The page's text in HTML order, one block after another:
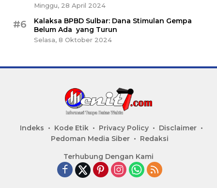
Minggu, 28 April 2024
#6
Kalaksa BPBD Sulbar: Dana Stimulan Gempa
Belum Ada yang Turun
Selasa, 8 Oktober 2024
Indeks Kode Etik Privacy Policy
Disclaimer
Pedoman Media Siber
Redaksi
Terhubung Dengan Kami